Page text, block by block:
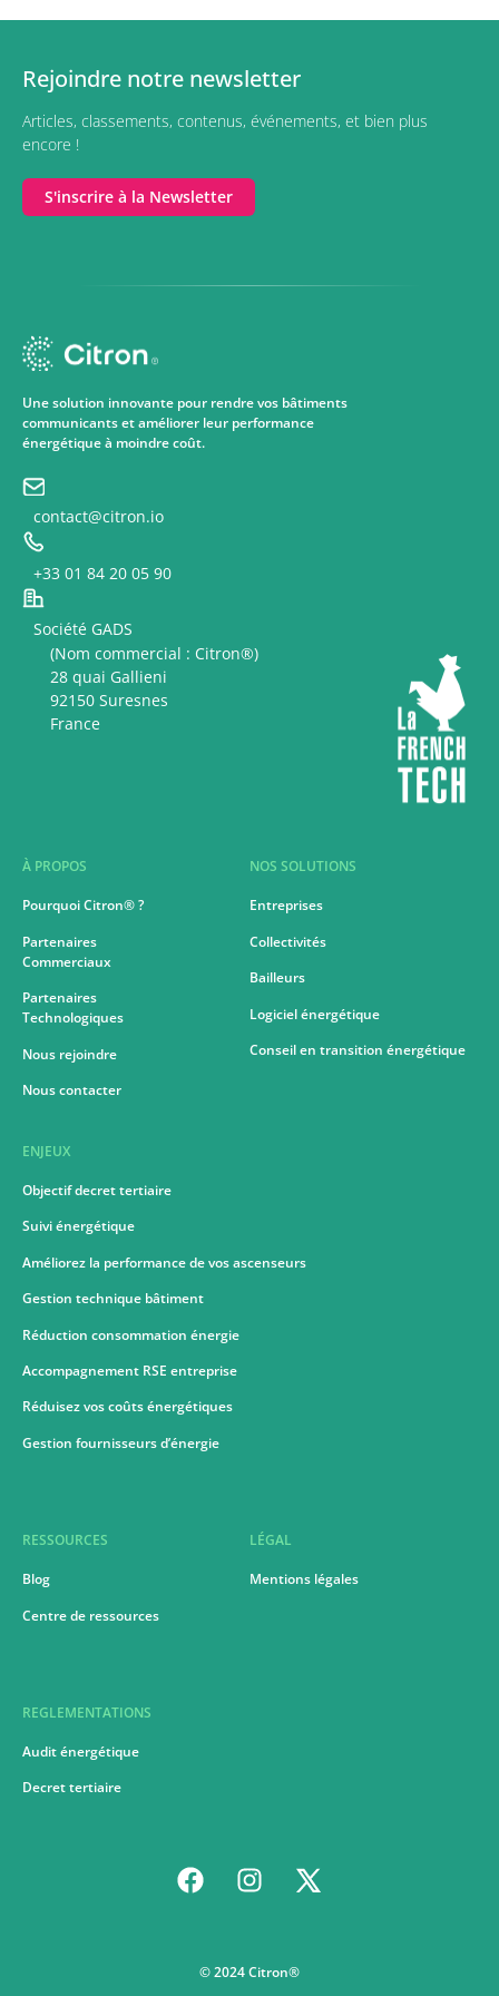
Rejoindre notre newsletter
Articles, classements, contenus, événements, et bien plus
encore !
S'inscrire à la Newsletter
Une solution innovante pour rendre vos bâtiments
communicants et améliorer leur performance
énergétique à moindre coût.
contact@citron.io
+33 01 84 20 05 90
Société GADS
(Nom commercial : Citron®)
28 quai Gallieni
92150 Suresnes
France
À PROPOS
Pourquoi Citron® ?
Partenaires
Commerciaux
Partenaires
Technologiques
Nous rejoindre
Nous contacter
ENJEUX
Objectif decret tertiaire
Suivi énergétique
Améliorez la performance de vos ascenseurs
Gestion technique bâtiment
Réduction consommation énergie
Accompagnement RSE entreprise
Réduisez vos coûts énergétiques
Gestion fournisseurs d’énergie
NOS SOLUTIONS
Entreprises
Collectivités
Bailleurs
Logiciel énergétique
Conseil en transition énergétique
RESSOURCES
Blog
Centre de ressources
REGLEMENTATIONS
Audit énergétique
Decret tertiaire
LÉGAL
Mentions légales
© 2024 Citron®